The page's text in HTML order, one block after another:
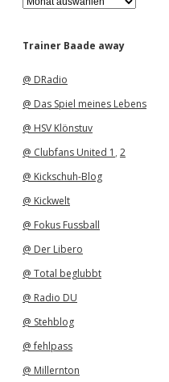
r
h
Trainer Baade away
@ DRadio
@ Das Spiel meines Lebens
@ HSV Klönstuv
@ Clubfans United 1 , 2
@ Kickschuh-Blog
@ Kickwelt
@ Fokus Fussball
@ Der Libero
@ Total beglubbt
@ Radio DU
@ Stehblog
@ fehlpass
@ Millernton